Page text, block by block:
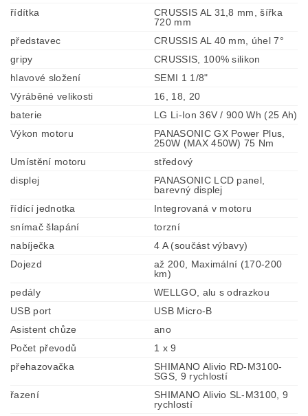
řídítka
CRUSSIS AL 31,8 mm, šířka
720 mm
představec
CRUSSIS AL 40 mm, úhel 7°
gripy
CRUSSIS, 100% silikon
hlavové složení
SEMI 1 1/8"
Výráběné velikosti
16, 18, 20
baterie
LG Li-Ion 36V / 900 Wh (25 Ah)
Výkon motoru
PANASONIC GX Power Plus,
250W (MAX 450W) 75 Nm
Umístění motoru
středový
displej
PANASONIC LCD panel,
barevný displej
řídící jednotka
Integrovaná v motoru
snímač šlapání
torzní
nabíječka
4 A (součást výbavy)
Dojezd
až 200, Maximální (170-200
km)
pedály
WELLGO, alu s odrazkou
USB port
USB Micro-B
Asistent chůze
ano
Počet převodů
1 x 9
přehazovačka
SHIMANO Alivio RD-M3100-
SGS, 9 rychlostí
řazení
SHIMANO Alivio SL-M3100, 9
rychlostí